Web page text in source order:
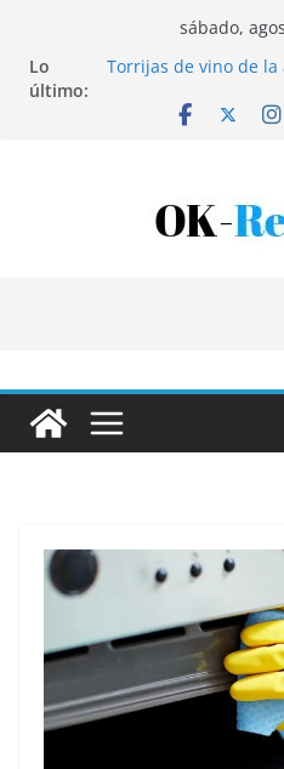
contenido
sábado,
Lo
último:
Torrijas de vino de la
Bandeja de pescaíto